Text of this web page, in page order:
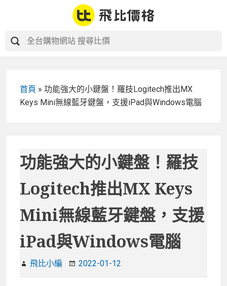
首頁 » 功能強大的小鍵盤！羅技Logitech推出MX
Keys Mini無線藍牙鍵盤，支援iPad與Windows電腦
功能強大的小鍵盤！羅技
Logitech推出MX Keys
Mini無線藍牙鍵盤，支援
iPad與Windows電腦
飛比小編 2022-01-12